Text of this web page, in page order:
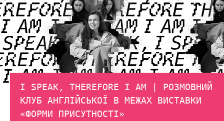
I SPEAK, THEREFORE I AM | РОЗМОВНИЙ
КЛУБ АНГЛІЙСЬКОЇ В МЕЖАХ ВИСТАВКИ
«ФОРМИ ПРИСУТНОСТІ»